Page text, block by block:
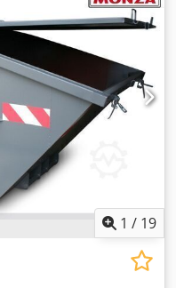
1 / 19